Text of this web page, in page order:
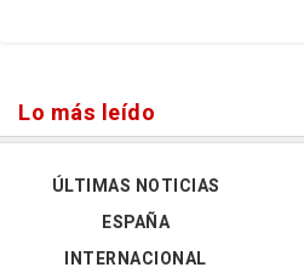
Lo más leído
ÚLTIMAS NOTICIAS
ESPAÑA
INTERNACIONAL